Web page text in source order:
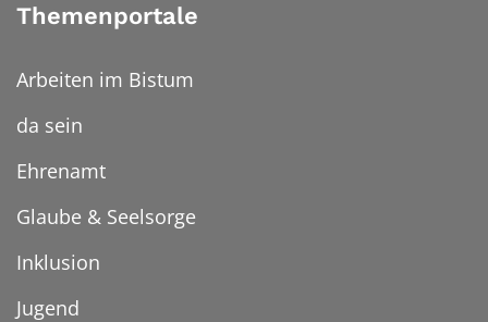
Themenportale
Arbeiten im Bistum
da sein
Ehrenamt
Glaube & Seelsorge
Inklusion
Jugend